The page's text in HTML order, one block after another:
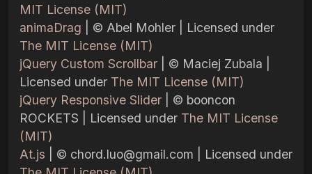
MIT License (MIT)
animaDrag | © Abel Mohler | Licensed under
The MIT License (MIT)
jQuery Custom Scrollbar | © Maciej Zubala |
Licensed under The MIT License (MIT)
jQuery Responsive Slider | © booncon
ROCKETS | Licensed under The MIT License
(MIT)
At.js | © chord.luo@gmail.com | Licensed under